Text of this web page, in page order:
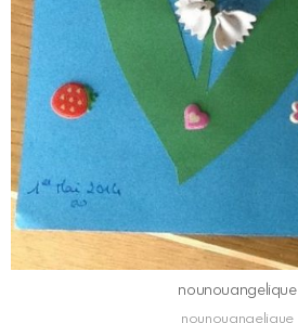
nounouangelique
nounouangelique